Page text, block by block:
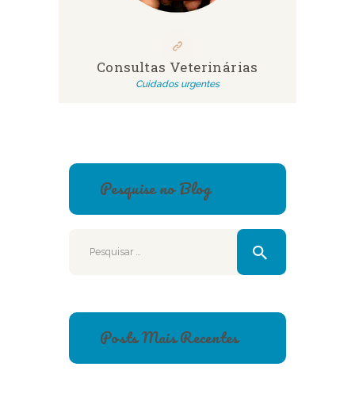
Consultas Veterinárias
Cuidados urgentes
Pesquise no Blog
Posts Mais Recentes